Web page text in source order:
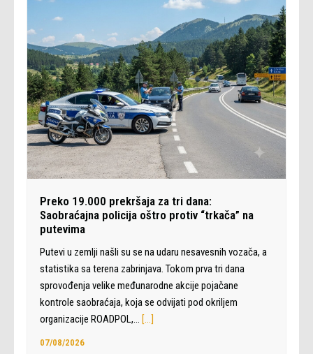
Preko 19.000 prekršaja za tri dana:
Saobraćajna policija oštro protiv “trkača” na
putevima
Putevi u zemlji našli su se na udaru nesavesnih vozača, a
statistika sa terena zabrinjava. Tokom prva tri dana
sprovođenja velike međunarodne akcije pojačane
kontrole saobraćaja, koja se odvijati pod okriljem
organizacije ROADPOL,… […]
07/08/2026